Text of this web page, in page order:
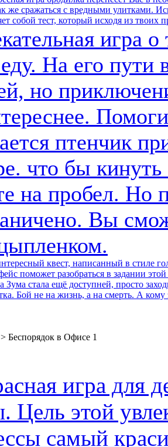
> Беспорядок в Офисе 1